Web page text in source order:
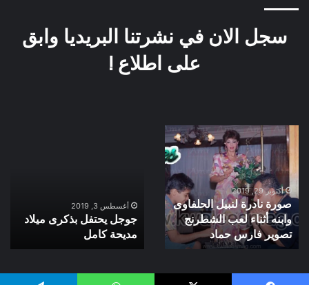
سجل الان في نشرتنا البريديا وابق
على اطلاع !
صورة
نادرة
لنبيل
الحلفاوى
وابنه
أثناء
لعب
الشطرنج
تصوير
حماد
أكتوبر 29, 2019
صورة نادرة لنبيل الحلفاوى
وابنه أثناء لعب الشطرنج
تصوير فارس حماد
كاملأغسطس 3, 2019
جوجل يحتفل بذكرى ميلاد
مديحة كامل